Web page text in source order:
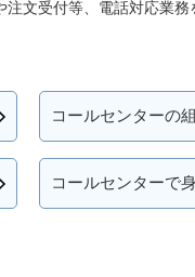
注文受付等、電話対応業務
コールセンターの
コールセンターで